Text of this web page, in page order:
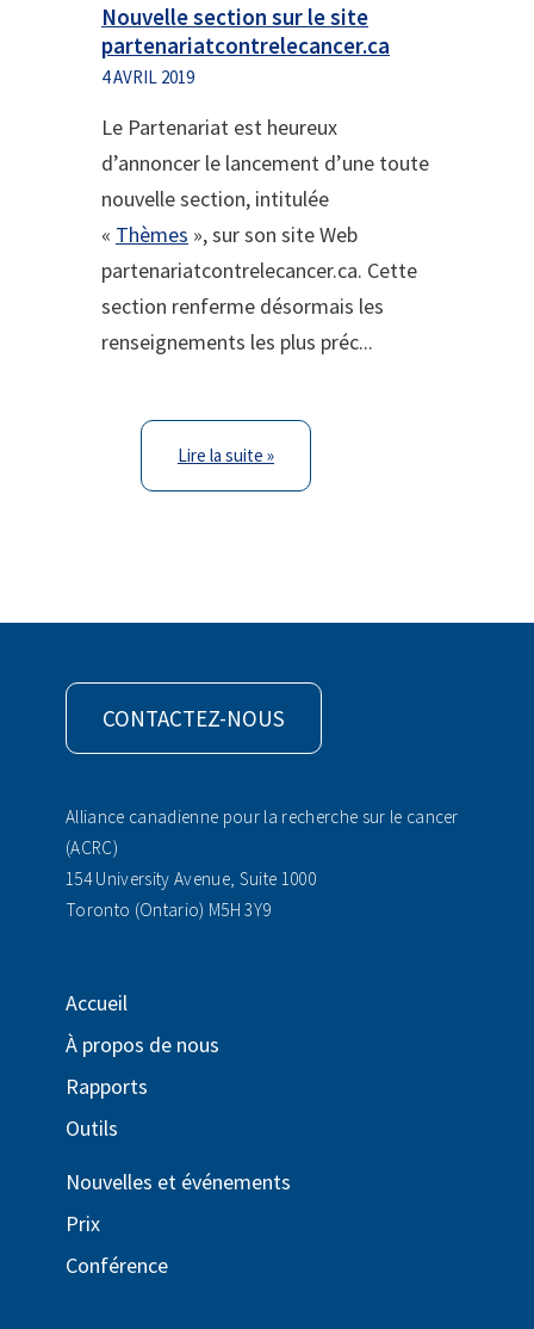
Nouvelle section sur le site
partenariatcontrelecancer.ca
4 AVRIL 2019
Le Partenariat est heureux
d’annoncer le lancement d’une toute
nouvelle section, intitulée
« Thèmes », sur son site Web
partenariatcontrelecancer.ca. Cette
section renferme désormais les
renseignements les plus préc...
Lire la suite »
CONTACTEZ-NOUS
Alliance canadienne pour la recherche sur le cancer
(ACRC)
154 University Avenue, Suite 1000
Toronto (Ontario) M5H 3Y9
Accueil
À propos de nous
Rapports
Outils
Nouvelles et événements
Prix
Conférence